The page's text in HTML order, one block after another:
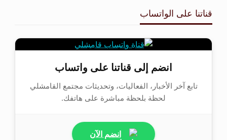
قناتنا على الواتساب
انضم إلى قناتنا على واتساب
تابع آخر الأخبار، الفعاليات، وتحديثات مجتمع القامشلي
لحظة بلحظة مباشرة على هاتفك.
انضم الآن